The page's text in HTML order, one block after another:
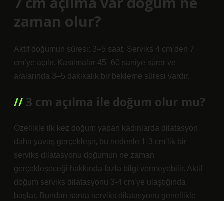
zaman olur?
Aktif doğumun süresi: 3–5 saat. Serviks 4 cm’den 7
cm’ye açılır. Kasılmalar 45–60 saniye sürer ve
aralarında 3–5 dakikalık bir bekleme süresi vardır.
3 cm açılma ile doğum olur mu?
Özellikle ilk kez doğum yapan kadınlarda dilatasyon
daha yavaş gerçekleşir, bu nedenle 1-3 cm’lik bir
serviks dilatasyonu doğumun ne zaman
gerçekleşeceği hakkında fazla bilgi vermeyebilir. Aktif
doğum serviks dilatasyonu 3-4 cm’ye ulaştığında
başlar. Bundan sonra serviks dilatasyonu genellikle